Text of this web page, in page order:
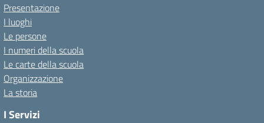
Presentazione
I luoghi
Le persone
I numeri della scuola
Le carte della scuola
Organizzazione
La storia
I Servizi